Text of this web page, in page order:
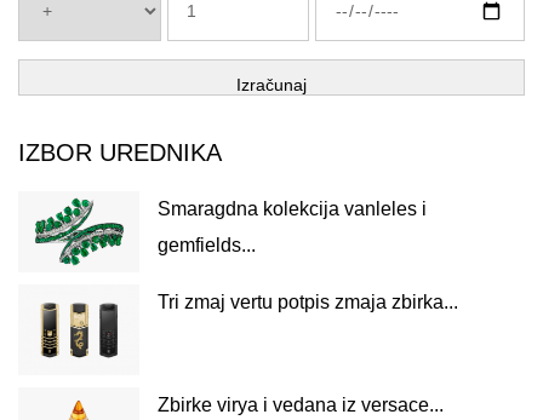
Izračunaj
IZBOR UREDNIKA
Smaragdna kolekcija vanleles i
gemfields...
Tri zmaj vertu potpis zmaja zbirka...
Zbirke virya i vedana iz versace...